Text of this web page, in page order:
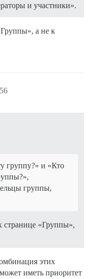
и участники».
а не к
группу?» и «Кто
группы,
странице «Группы»,
этих
иметь приоритет